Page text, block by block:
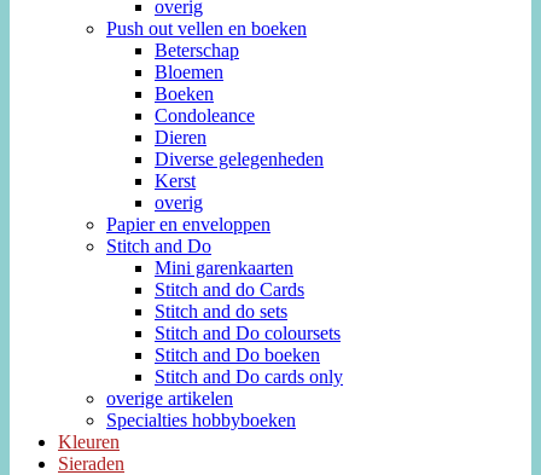
overig
Push out vellen en boeken
Beterschap
Bloemen
Boeken
Condoleance
Dieren
Diverse gelegenheden
Kerst
overig
Papier en enveloppen
Stitch and Do
Mini garenkaarten
Stitch and do Cards
Stitch and do sets
Stitch and Do coloursets
Stitch and Do boeken
Stitch and Do cards only
overige artikelen
Specialties hobbyboeken
Kleuren
Sieraden